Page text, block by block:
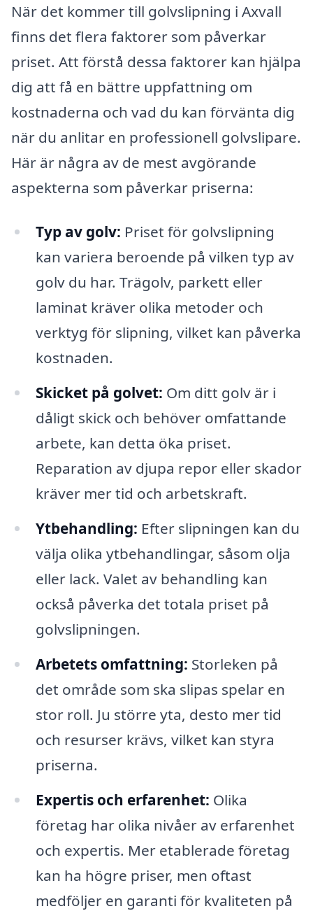
När det kommer till golvslipning i Axvall
finns det flera faktorer som påverkar
priset. Att förstå dessa faktorer kan hjälpa
dig att få en bättre uppfattning om
kostnaderna och vad du kan förvänta dig
när du anlitar en professionell golvslipare.
Här är några av de mest avgörande
aspekterna som påverkar priserna:
Typ av golv: Priset för golvslipning
kan variera beroende på vilken typ av
golv du har. Trägolv, parkett eller
laminat kräver olika metoder och
verktyg för slipning, vilket kan påverka
kostnaden.
Skicket på golvet: Om ditt golv är i
dåligt skick och behöver omfattande
arbete, kan detta öka priset.
Reparation av djupa repor eller skador
kräver mer tid och arbetskraft.
Ytbehandling: Efter slipningen kan du
välja olika ytbehandlingar, såsom olja
eller lack. Valet av behandling kan
också påverka det totala priset på
golvslipningen.
Arbetets omfattning: Storleken på
det område som ska slipas spelar en
stor roll. Ju större yta, desto mer tid
och resurser krävs, vilket kan styra
priserna.
Expertis och erfarenhet: Olika
företag har olika nivåer av erfarenhet
och expertis. Mer etablerade företag
kan ha högre priser, men oftast
medföljer en garanti för kvaliteten på